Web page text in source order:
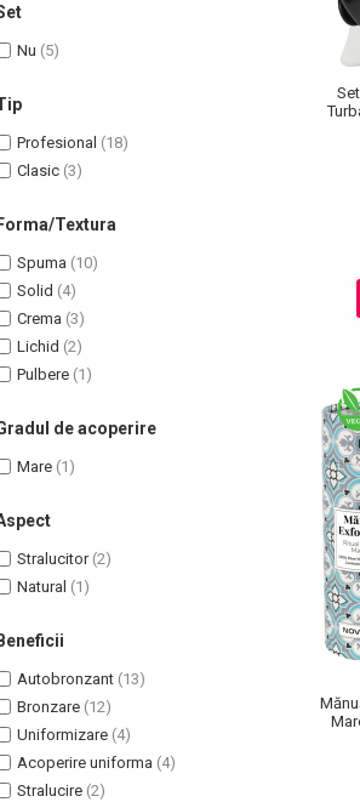
Nu (5)
Profesional (18)
Clasic (3)
Textura
Spuma (10)
Solid (4)
Crema (3)
Lichid (2)
Pulbere (1)
de acoperire
Mare (1)
Stralucitor (2)
Natural (1)
Autobronzant (13)
Bronzare (12)
Uniformizare (4)
Acoperire uniforma (4)
Stralucire (2)